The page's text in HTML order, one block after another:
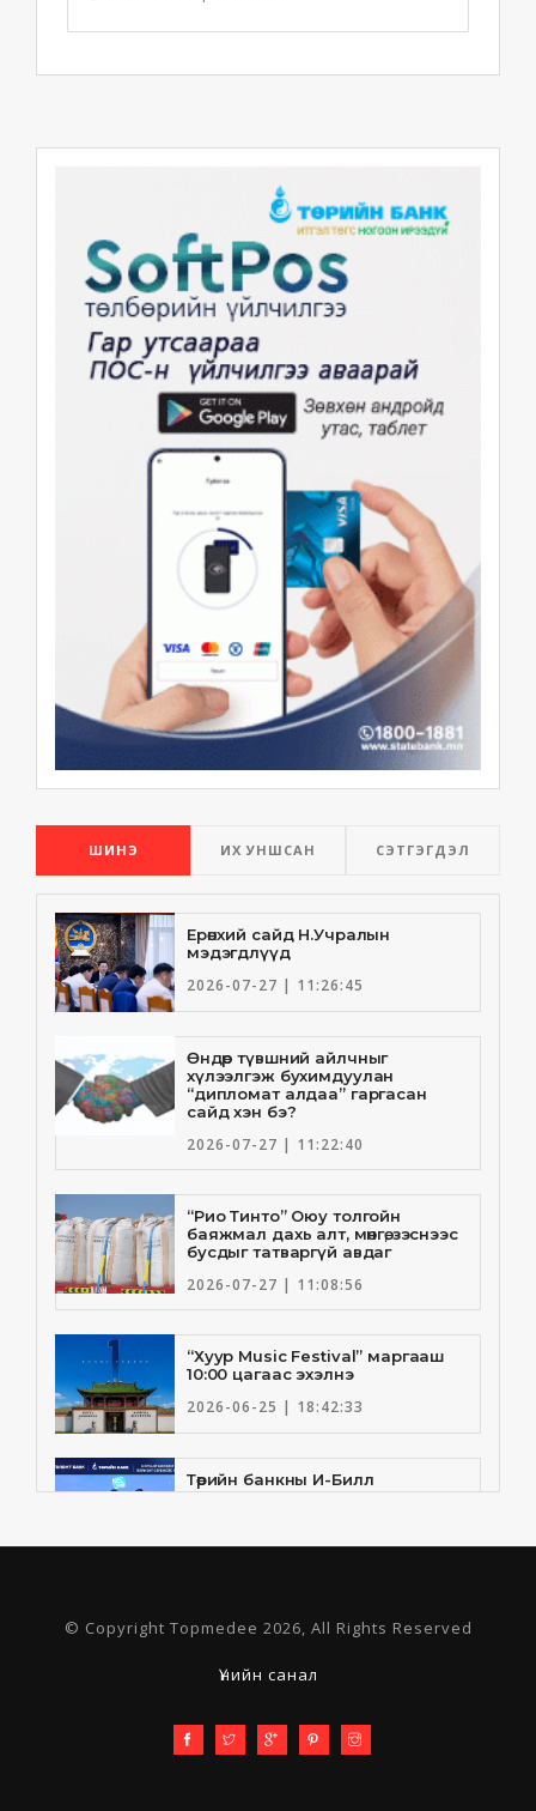
ШИНЭ ИХ УНШСАН СЭТГЭГДЭЛ
Ерөнхий сайд Н.Учралын
мэдэгдлүүд
2026-07-27 | 11:26:45
Өндөр түвшний айлчныг
хүлээлгэж бухимдуулан
“дипломат алдаа” гаргасан
сайд хэн бэ?
2026-07-27 | 11:22:40
“Рио Тинто” Оюу толгойн
баяжмал дахь алт, мөнгө, зэснээс
бусдыг татваргүй авдаг
2026-07-27 | 11:08:56
“Хуур Music Festival” маргааш
10:00 цагаас эхэлнэ
2026-06-25 | 18:42:33
Төрийн банкны И-Билл
үйлчилгээнд Голомт банк
2026-06-25 | 9:33:55
Төрийн банк, Санхүү Эдийн
Засгийн Их Сургууль хамтын
шинэчлэн байгууллаа
© Copyright Topmedee 2026, All Rights Reserved
Үнийн санал